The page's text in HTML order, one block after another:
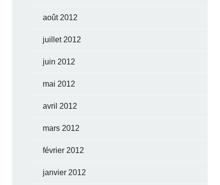
août 2012
juillet 2012
juin 2012
mai 2012
avril 2012
mars 2012
février 2012
janvier 2012